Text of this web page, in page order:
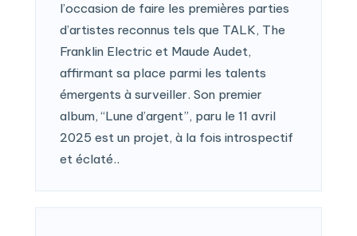
l’occasion de faire les premières parties
d’artistes reconnus tels que TALK, The
Franklin Electric et Maude Audet,
affirmant sa place parmi les talents
émergents à surveiller. Son premier
album, “Lune d’argent”, paru le 11 avril
2025 est un projet, à la fois introspectif
et éclaté..